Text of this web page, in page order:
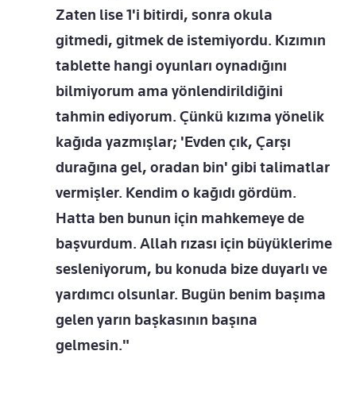
Zaten lise 1'i bitirdi, sonra okula
gitmedi, gitmek de istemiyordu. Kızımın
tablette hangi oyunları oynadığını
bilmiyorum ama yönlendirildiğini
tahmin ediyorum. Çünkü kızıma yönelik
kağıda yazmışlar; 'Evden çık, Çarşı
durağına gel, oradan bin' gibi talimatlar
vermişler. Kendim o kağıdı gördüm.
Hatta ben bunun için mahkemeye de
başvurdum. Allah rızası için büyüklerime
sesleniyorum, bu konuda bize duyarlı ve
yardımcı olsunlar. Bugün benim başıma
gelen yarın başkasının başına
gelmesin."